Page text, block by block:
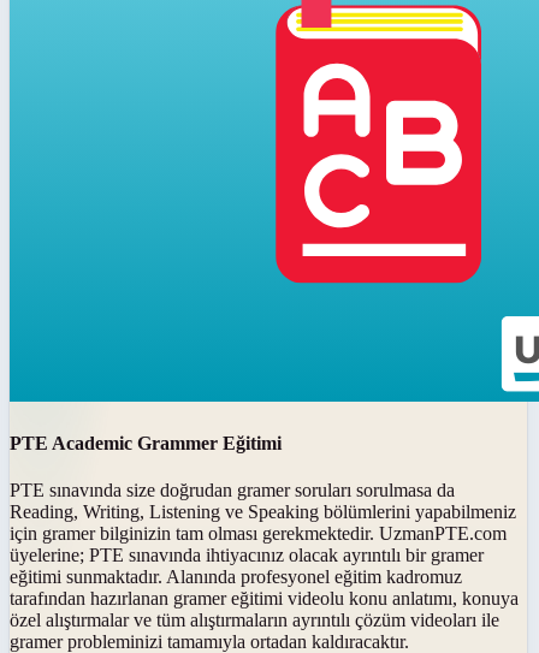
PTE Academic Grammer Eğitimi
PTE sınavında size doğrudan gramer soruları sorulmasa da
Reading, Writing, Listening ve Speaking bölümlerini yapabilmeniz
için gramer bilginizin tam olması gerekmektedir. UzmanPTE.com
üyelerine; PTE sınavında ihtiyacınız olacak ayrıntılı bir gramer
eğitimi sunmaktadır. Alanında profesyonel eğitim kadromuz
tarafından hazırlanan gramer eğitimi videolu konu anlatımı, konuya
özel alıştırmalar ve tüm alıştırmaların ayrıntılı çözüm videoları ile
gramer probleminizi tamamıyla ortadan kaldıracaktır.